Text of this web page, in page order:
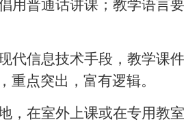
用普通话讲课；教学语言
代信息技术手段，教学课
重点突出，富有逻辑。
，在室外上课或在专用教